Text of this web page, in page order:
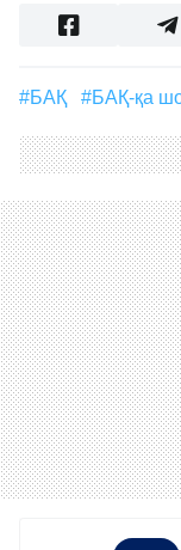
#БАҚ #БАҚ-қа